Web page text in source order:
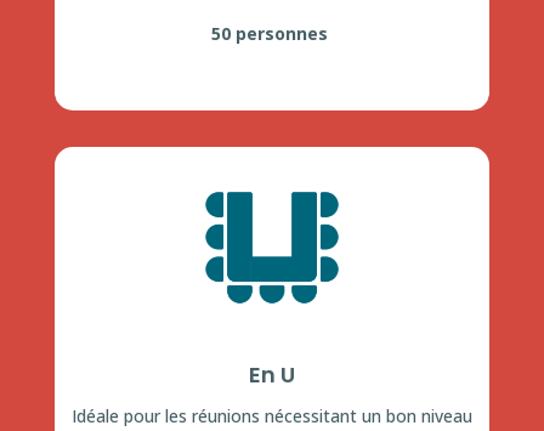
50 personnes
En U
Idéale pour les réunions nécessitant un bon niveau